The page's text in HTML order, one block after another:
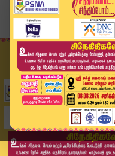
Home
வீடியோ ஸ்டோரி
கேஎப்சி சென்டரில்